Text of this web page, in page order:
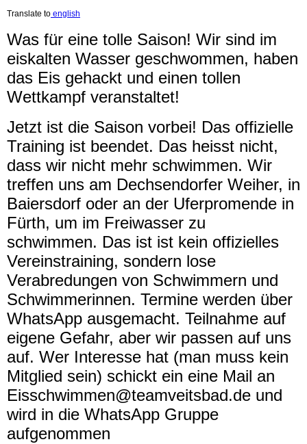
Translate to english
Was für eine tolle Saison! Wir sind im
eiskalten Wasser geschwommen, haben
das Eis gehackt und einen tollen
Wettkampf veranstaltet!
Jetzt ist die Saison vorbei! Das offizielle
Training ist beendet. Das heisst nicht,
dass wir nicht mehr schwimmen. Wir
treffen uns am Dechsendorfer Weiher, in
Baiersdorf oder an der Uferpromende in
Fürth, um im Freiwasser zu
schwimmen. Das ist ist kein offizielles
Vereinstraining, sondern lose
Verabredungen von Schwimmern und
Schwimmerinnen. Termine werden über
WhatsApp ausgemacht. Teilnahme auf
eigene Gefahr, aber wir passen auf uns
auf. Wer Interesse hat (man muss kein
Mitglied sein) schickt ein eine Mail an
Eisschwimmen@teamveitsbad.de und
wird in die WhatsApp Gruppe
aufgenommen